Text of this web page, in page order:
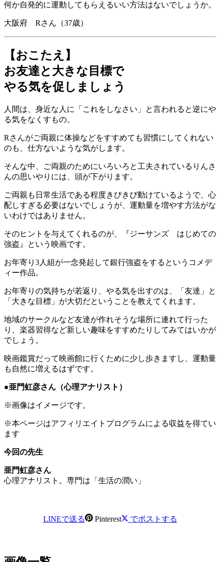
何か自発的に運動してもらえるいい方法はないでしょうか。
大阪府 Rさん（37歳）
【おこたえ】
お友達と大きな目標で
やる気を促しましょう
人間は、身近な人に「これをしなさい」と言われると逆にや
る気をなくすもの。
Rさんがご両親に体操などをすすめても習慣にしてくれない
のも、仕方ないような気がします。
そんな中、ご両親のためにいろいろと工夫されているりんさ
んの思いやりには、頭が下がります。
ご両親も日常生活である程度きびきび動けているようで、心
配しすぎる必要はないでしょうが、運動量を増やす方法がな
いわけではありません。
そのヒントを与えてくれるのが、『ジーサンズ はじめての
強盗』という映画です。
お年寄り3人組が一念発起して銀行強盗をするというコメデ
ィー作品。
お年寄りの気持ちが若返り、やる気を出すのは、「友達」と
「大きな目標」が大切だということを教えてくれます。
地域のサークルなど友達が作れそうな場所に連れて行った
り、楽器習得など新しい趣味をすすめたりしてみてはいかが
でしょう。
映画鑑賞だって映画館に行くために少し歩きますし、運動量
も自然に増えるはずです。
●亜門虹彦さん （心理アナリスト ）
※画像はイメージです。
※本ページはアフィリエイトプログラムによる収益を得てい
ます
今回の先生
亜門虹彦さん
心理アナリスト。 専門は「生活の潤い」
LINEで送る Pinterest でポストする